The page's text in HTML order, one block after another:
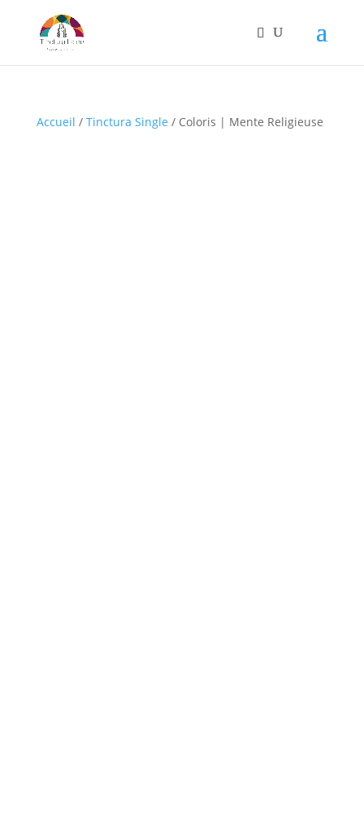
Accueil / Tinctura Single / Coloris | Mente Religieuse